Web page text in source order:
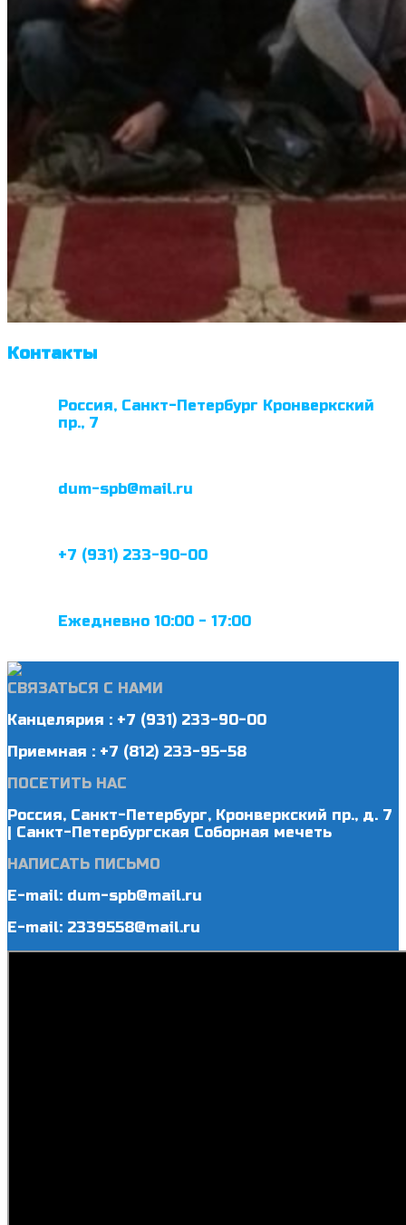
Контакты
Россия, Санкт-Петербург Кронверкский
пр., 7
dum-spb@mail.ru
+7 (931) 233-90-00
Ежедневно 10:00 - 17:00
СВЯЗАТЬСЯ С НАМИ
Канцелярия : +7 (931) 233-90-00
Приемная : +7 (812) 233-95-58
ПОСЕТИТЬ НАС
Россия, Санкт-Петербург, Кронверкский пр., д. 7
| Санкт-Петербургская Соборная мечеть
НАПИСАТЬ ПИСЬМО
E-mail: dum-spb@mail.ru
E-mail: 2339558@mail.ru